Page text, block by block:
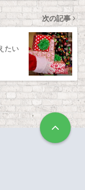
次の記事
たい